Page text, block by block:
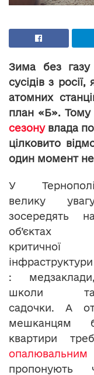
Зима без
сусідів з
атомних
план «Б». Тому
сезонувлада
цілковито
один момент
У Тернополі
велику
зосередять на
об’єктах
критичної
інфраструктури
: медзаклади,
школи та
садочки. А
мешканцям
квартири
пропонують